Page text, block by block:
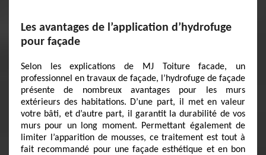
Les avantages de l’application d’hydrofuge
pour façade
Selon les explications de MJ Toiture facade, un
professionnel en travaux de façade, l’hydrofuge de façade
présente de nombreux avantages pour les murs
extérieurs des habitations. D’une part, il met en valeur
votre bâti, et d’autre part, il garantit la durabilité de vos
murs pour un long moment. Permettant également de
limiter l’apparition de mousses, ce traitement est tout à
fait recommandé pour une façade esthétique et en bon